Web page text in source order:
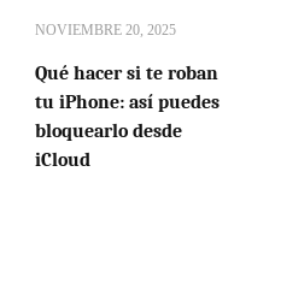
NOVIEMBRE 20, 2025
Qué hacer si te roban
tu iPhone: así puedes
bloquearlo desde
iCloud